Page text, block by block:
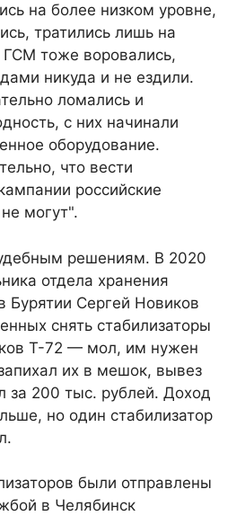
на более низком уровне,
тратились лишь на
ГСМ тоже воровались,
никуда и не ездили.
ломались и
с них начинали
оборудование.
что вести
российские
могут".
решениям. В 2020
отдела хранения
Бурятии Сергей Новиков
снять стабилизаторы
T-72 — мол, им нужен
их в мешок, вывез
за 200 тыс. рублей. Доход
но один стабилизатор
были отправлены
в Челябинск